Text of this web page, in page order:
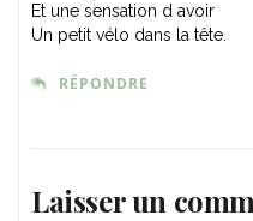
Et une sensation d avoir
Un petit vélo dans la tête.
RÉPONDRE
Laisser un